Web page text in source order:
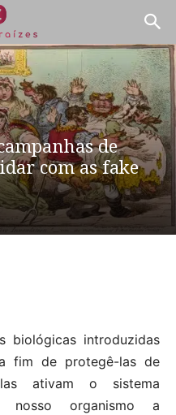
de
com as fake
biológicas introduzidas
fim de protegê-las de
ativam o sistema
nosso organismo a